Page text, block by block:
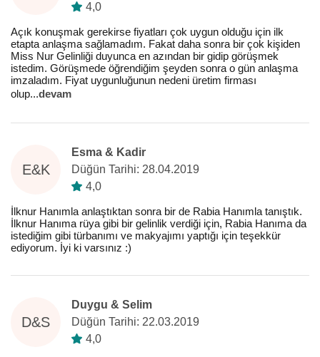
4,0
Açık konuşmak gerekirse fiyatları çok uygun olduğu için ilk
etapta anlaşma sağlamadım. Fakat daha sonra bir çok kişiden
Miss Nur Gelinliği duyunca en azından bir gidip görüşmek
istedim. Görüşmede öğrendiğim şeyden sonra o gün anlaşma
imzaladım. Fiyat uygunluğunun nedeni üretim firması
olup...devam
E&K
Esma & Kadir
Düğün Tarihi: 28.04.2019
4,0
İlknur Hanımla anlaştıktan sonra bir de Rabia Hanımla tanıştık.
İlknur Hanıma rüya gibi bir gelinlik verdiği için, Rabia Hanıma da
istediğim gibi türbanımı ve makyajımı yaptığı için teşekkür
ediyorum. İyi ki varsınız :)
D&S
Duygu & Selim
Düğün Tarihi: 22.03.2019
4,0